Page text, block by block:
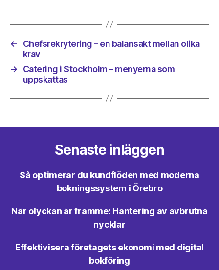
←
Chefsrekrytering – en balansakt mellan olika
krav
→
Catering i Stockholm – menyerna som
uppskattas
Senaste inläggen
Så optimerar du kundflöden med moderna
bokningssystem i Örebro
När olyckan är framme: Hantering av avbrutna
nycklar
Effektivisera företagets ekonomi med digital
bokföring